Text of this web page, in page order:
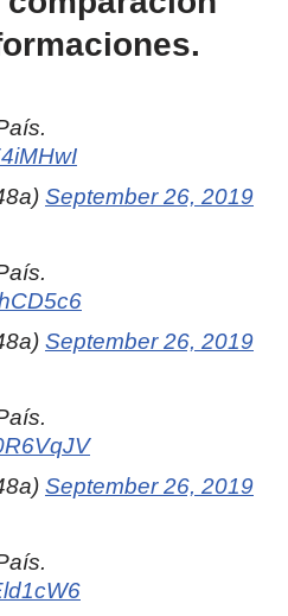
September 26, 2019
September 26, 2019
September 26, 2019